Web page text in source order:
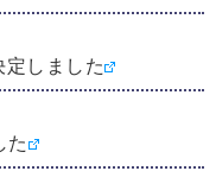
しました
た